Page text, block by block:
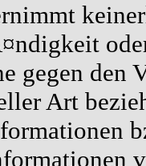
gegen den
Art